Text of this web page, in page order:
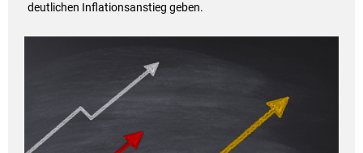
deutlichen Inflationsanstieg geben.